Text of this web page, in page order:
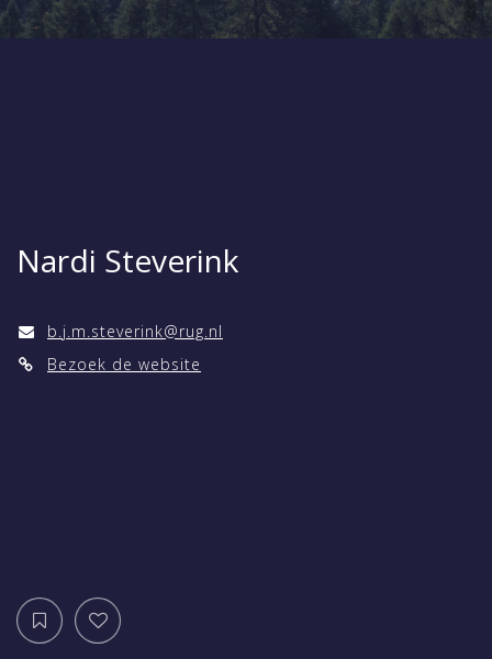
Nardi Steverink
b.j.m.steverink@rug.nl
Bezoek de website